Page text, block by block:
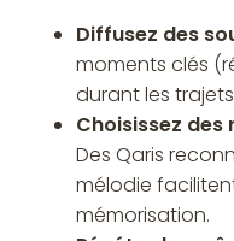
Diffusez des
moments clés
durant les
Choisissez
Des Qaris
mélodie
mémorisation.